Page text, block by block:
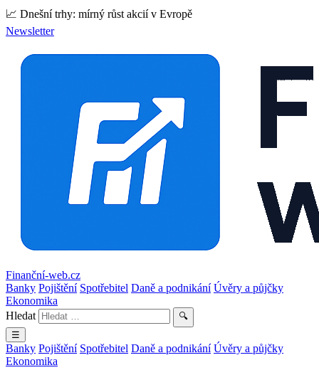
📈 Dnešní trhy: mírný růst akcií v Evropě
Newsletter
Finanční-web.cz
Banky Pojištění Spotřebitel Daně a podnikání Úvěry a půjčky
Ekonomika
Hledat
🔍
☰
Banky Pojištění Spotřebitel Daně a podnikání Úvěry a půjčky
Ekonomika